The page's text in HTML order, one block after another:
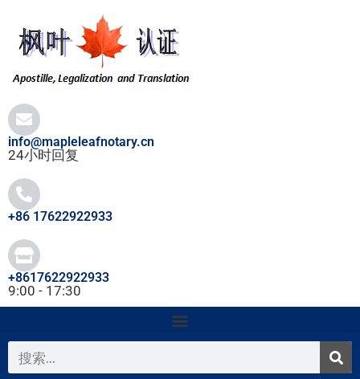
info@mapleleafnotary.cn
24小时回复
+86 17622922933
+8617622922933
9:00 - 17:30
搜
索